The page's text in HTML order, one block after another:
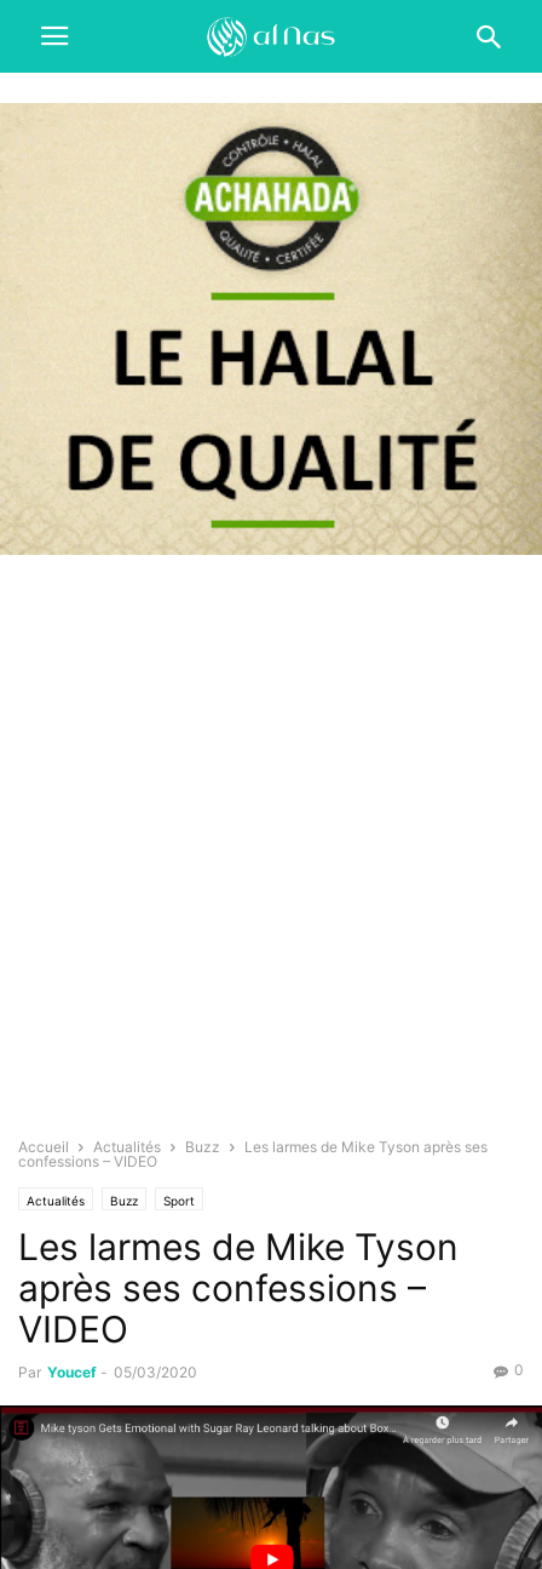
Accueil Actualités Buzz
Les larmes de Mike Tyson après ses
confessions – VIDEO
Actualités Buzz Sport
Les larmes de Mike Tyson
après ses confessions –
VIDEO
Par Youcef - 05/03/2020 0